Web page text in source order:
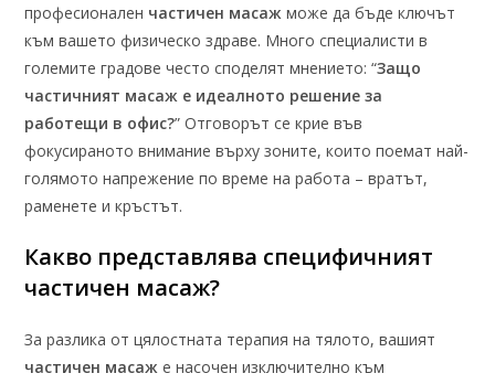
професионален частичен масаж може да бъде ключът
към вашето физическо здраве. Много специалисти в
големите градове често споделят мнението: “Защо
частичният масаж е идеалното решение за
работещи в офис?” Отговорът се крие във
фокусираното внимание върху зоните, които поемат най-
голямото напрежение по време на работа – вратът,
раменете и кръстът.
Какво представлява специфичният
частичен масаж?
За разлика от цялостната терапия на тялото, вашият
частичен масаж е насочен изключително към